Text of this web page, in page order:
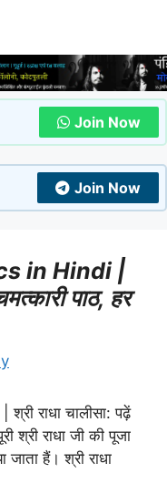
Join Now
Join Now
in Hindi |
पाठ, हर
राधा चालीसा: पढ़ें
श्री राधा जी की पूजा
जाता हैं। श्री राधा